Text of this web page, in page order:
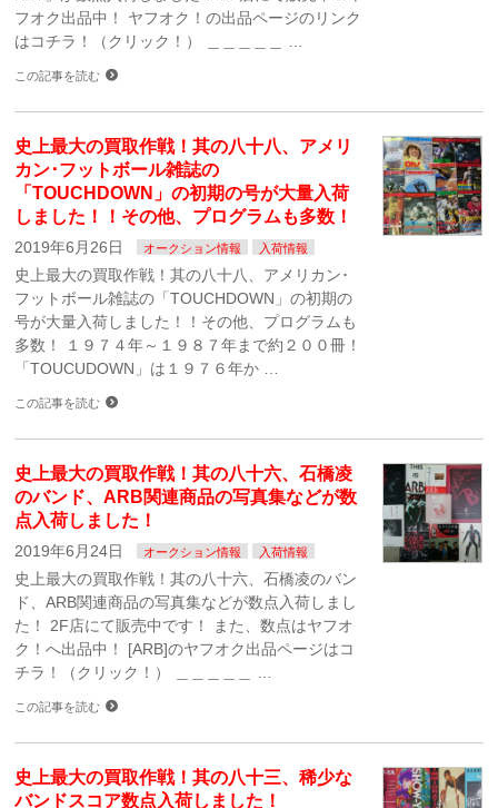
フオク出品中！ ヤフオク！の出品ページのリンク
はコチラ！（クリック！） ＿＿＿＿＿ …
この記事を読む
史上最大の買取作戦！其の八十八、アメリ
カン･フットボール雑誌の
「TOUCHDOWN」の初期の号が大量入荷
しました！！その他、プログラムも多数！
2019年6月26日 オークション情報 入荷情報
史上最大の買取作戦！其の八十八、アメリカン･
フットボール雑誌の「TOUCHDOWN」の初期の
号が大量入荷しました！！その他、プログラムも
多数！ １９７４年～１９８７年まで約２００冊！
「TOUCUDOWN」は１９７６年か …
この記事を読む
史上最大の買取作戦！其の八十六、石橋凌
のバンド、ARB関連商品の写真集などが数
点入荷しました！
2019年6月24日 オークション情報 入荷情報
史上最大の買取作戦！其の八十六、石橋凌のバン
ド、ARB関連商品の写真集などが数点入荷しまし
た！ 2F店にて販売中です！ また、数点はヤフオ
ク！へ出品中！ [ARB]のヤフオク出品ページはコ
チラ！（クリック！） ＿＿＿＿＿ …
この記事を読む
史上最大の買取作戦！其の八十三、稀少な
バンドスコア数点入荷しました！